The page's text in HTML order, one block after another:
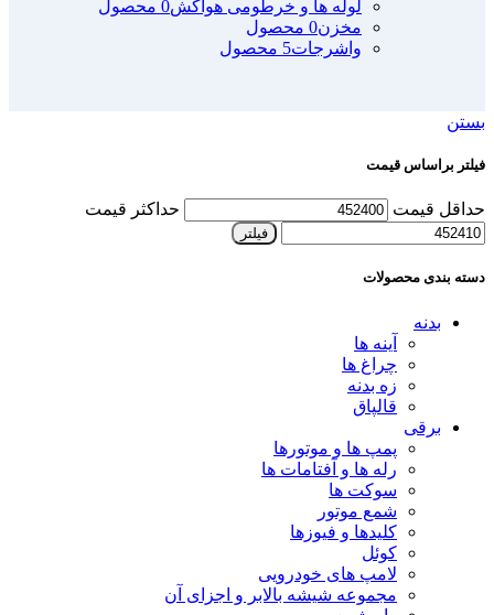
لوله ها و خرطومی هواکش0 محصول
مخزن0 محصول
واشرجات5 محصول
بستن
فیلتر براساس قیمت
حداقل قیمت حداکثر قیمت
فیلتر
دسته بندی محصولات
بدنه
آینه ها
چراغ ها
زه بدنه
قالپاق
برقی
پمپ ها و موتورها
رله ها و آفتامات ها
سوکت ها
شمع موتور
کلیدها و فیوزها
کوئل
لامپ های خودرویی
مجموعه شیشه بالابر و اجزای آن